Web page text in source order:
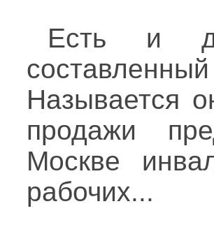
Есть и
Называется
продажи
Москве
рабочих...